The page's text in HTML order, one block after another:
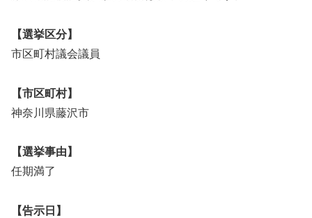
【選挙区分】
市区町村議会議員
【市区町村】
神奈川県藤沢市
【選挙事由】
任期満了
【告示日】